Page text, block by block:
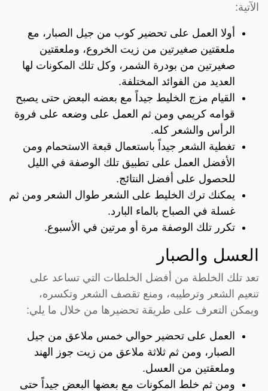
الآتية:
أولا العمل على تحضير كوب من جيل الصبار، مع
ملعقتين صغيرتين من زيت الخروع، وملعقتين
صغيرتين من بودرة الشمر، وكل تلك المكونات لها
العديد من الفوائد المختلفة.
القيام مزج الخليط جيداً مع بعضه البعض حتى يصبح
قوامه كريمي ومن ثم العمل على وضعه على فروة
الرأس والشعر كله.
تغطية الشعر جيداً باستعمال قبعة الاستحمام ومن
الأفضل العمل على تطبيق تلك الوصفة في الليل
للحصول على أفضل النتائج.
يمكنك ترك الخليط على الشعر طوال الشعر ومن ثم
غسلة في الصباح بالماء البارد.
تكرر تلك الوصفة مرة أو مرتين في الأسبوع.
العسل والصبار
تعد تلك الخلطة من أفضل الخلطات التي تساعد على
تنعيم الشعر وترطيبه، ومنع تقصف الشعر وتكسره،
ويمكن التعرف على طريقة تحضيرها من خلال ما يلي:
العمل على تحضير حوالي خمس ملاعق من جيل
الصبار، ومن ثم ثلاثة ملاعق من زيت جوز الهند
وملعقتين من العسل.
ومن ثم خلط المكونات مع بعضها البعض جيداً حتى